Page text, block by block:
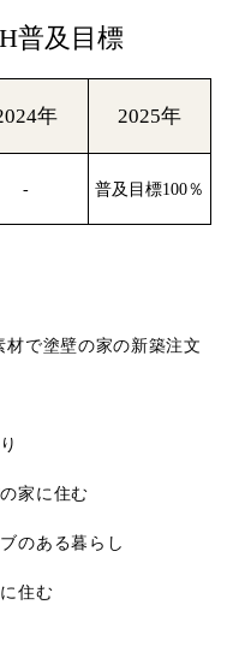
普及目標
年 2025年
- 普及目標100％
で塗壁の家の新築注文
家に住む
のある暮らし
住む